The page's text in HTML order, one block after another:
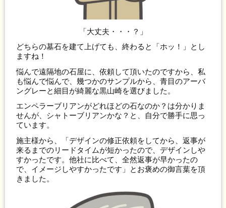
「大丈夫・・・？」
どちらの墓石を建て上げても、終わると「ホッ！」とし
ますね！
悩んで遠隔地の石屋に、依頼して頂いたのですから、私
も悩んで悩んで、幾つかのサンプルから、青目のアーバ
ングレーと細目が綺麗な黒山崎を選びました。
エンペラーブリアンがどれほどの石なのか？は分かりま
せんが、シャトーブリアンかな？と、自分で勝手に思っ
ています。
施主様から、「デザインの修正依頼をしてから、返事が
来るまでのリードタイムが短かったので、デザインしや
すかったです。他社に比べて、全然返事が早かったの
で、イメージしやすかったです」とお褒めの御言葉を頂
きました。